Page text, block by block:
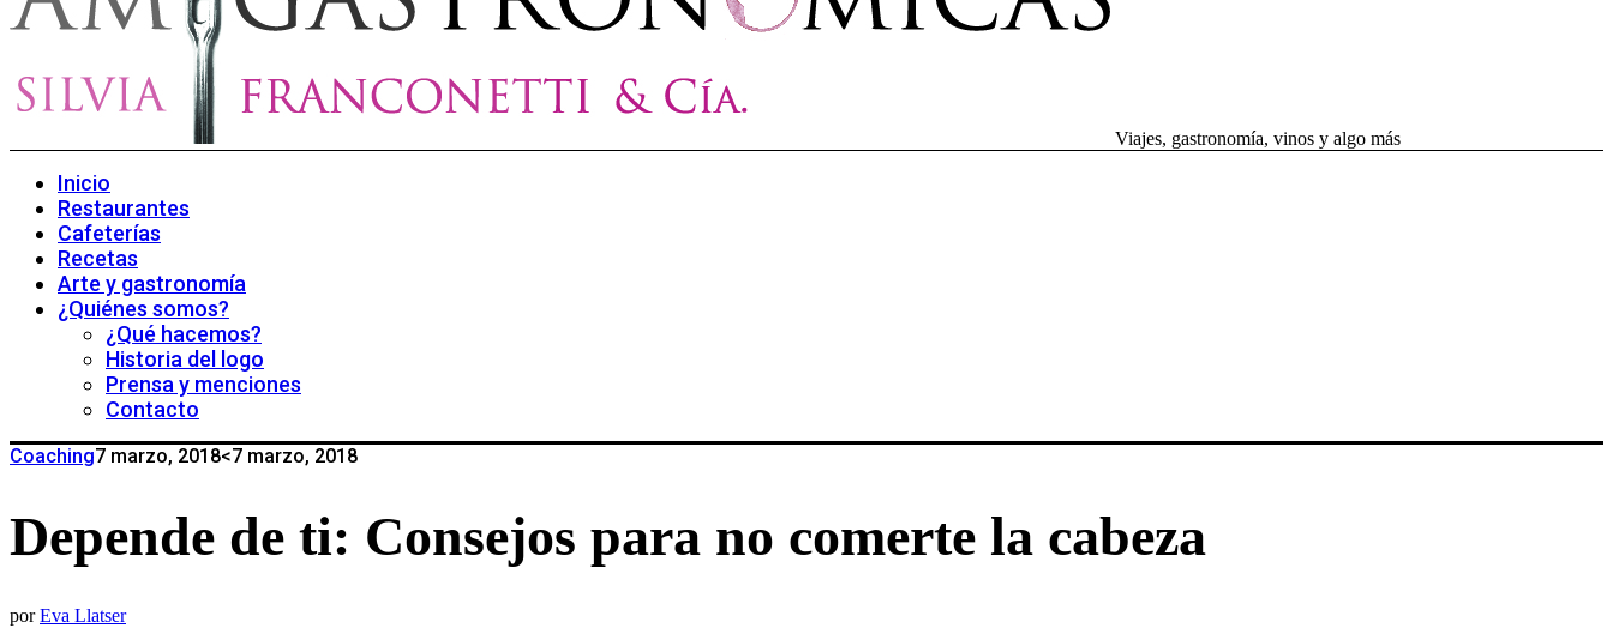
Viajes, gastronomía, vinos y algo más
Inicio
Restaurantes
Cafeterías
Recetas
Arte y gastronomía
¿Quiénes somos?
¿Qué hacemos?
Historia del logo
Prensa y menciones
Contacto
Coaching7 marzo, 2018<7 marzo, 2018
Depende de ti: Consejos para no comerte la cabeza
por Eva Llatser